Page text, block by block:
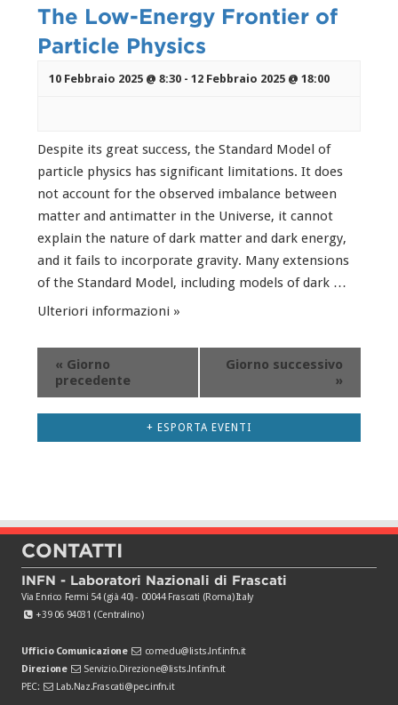
The Low-Energy Frontier of
Particle Physics
10 Febbraio 2025 @ 8:30 -12 Febbraio 2025 @ 18:00
Despite its great success, the Standard Model of
particle physics has significant limitations. It does
not account for the observed imbalance between
matter and antimatter in the Universe, it cannot
explain the nature of dark matter and dark energy,
and it fails to incorporate gravity. Many extensions
of the Standard Model, including models of dark …
Ulteriori informazioni »
« Giorno
precedente
Giorno successivo
»
+ ESPORTA EVENTI
CONTATTI
INFN - Laboratori Nazionali di Frascati
Via Enrico Fermi 54 (già 40) - 00044 Frascati (Roma) Italy
+39 06 94031 (Centralino)
Ufficio Comunicazione
comedu@lists.lnf.infn.it
Direzione
Servizio.Direzione@lists.lnf.infn.it
PEC:
Lab.Naz.Frascati@pec.infn.it